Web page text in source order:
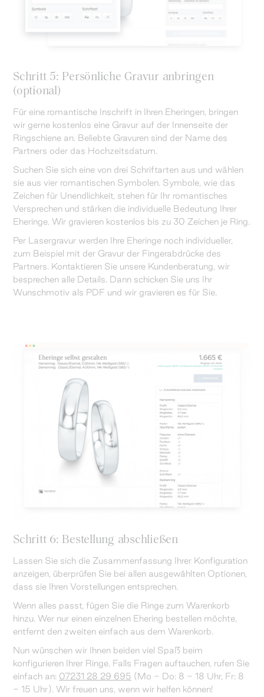
Schritt 5: Persönliche Gravur anbringen
(optional)
Für eine romantische Inschrift in Ihren Eheringen, bringen
wir gerne kostenlos eine Gravur auf der Innenseite der
Ringschiene an. Beliebte Gravuren sind der Name des
Partners oder das Hochzeitsdatum.
Suchen Sie sich eine von drei Schriftarten aus und wählen
sie aus vier romantischen Symbolen. Symbole, wie das
Zeichen für Unendlichkeit, stehen für Ihr romantisches
Versprechen und stärken die individuelle Bedeutung Ihrer
Eheringe. Wir gravieren kostenlos bis zu 30 Zeichen je Ring.
Per Lasergravur werden Ihre Eheringe noch individueller,
zum Beispiel mit der Gravur der Fingerabdrücke des
Partners. Kontaktieren Sie unsere Kundenberatung, wir
besprechen alle Details. Dann schicken Sie uns Ihr
Wunschmotiv als PDF und wir gravieren es für Sie.
Schritt 6: Bestellung abschließen
Lassen Sie sich die Zusammenfassung Ihrer Konfiguration
anzeigen, überprüfen Sie bei allen ausgewählten Optionen,
dass sie Ihren Vorstellungen entsprechen.
Wenn alles passt, fügen Sie die Ringe zum Warenkorb
hinzu. Wer nur einen einzelnen Ehering bestellen möchte,
entfernt den zweiten einfach aus dem Warenkorb.
Nun wünschen wir Ihnen beiden viel Spaß beim
konfigurieren Ihrer Ringe. Falls Fragen auftauchen, rufen Sie
einfach an: 07231 28 29 695 (Mo - Do: 8 - 18 Uhr, Fr: 8
- 15 Uhr). Wir freuen uns, wenn wir helfen können!